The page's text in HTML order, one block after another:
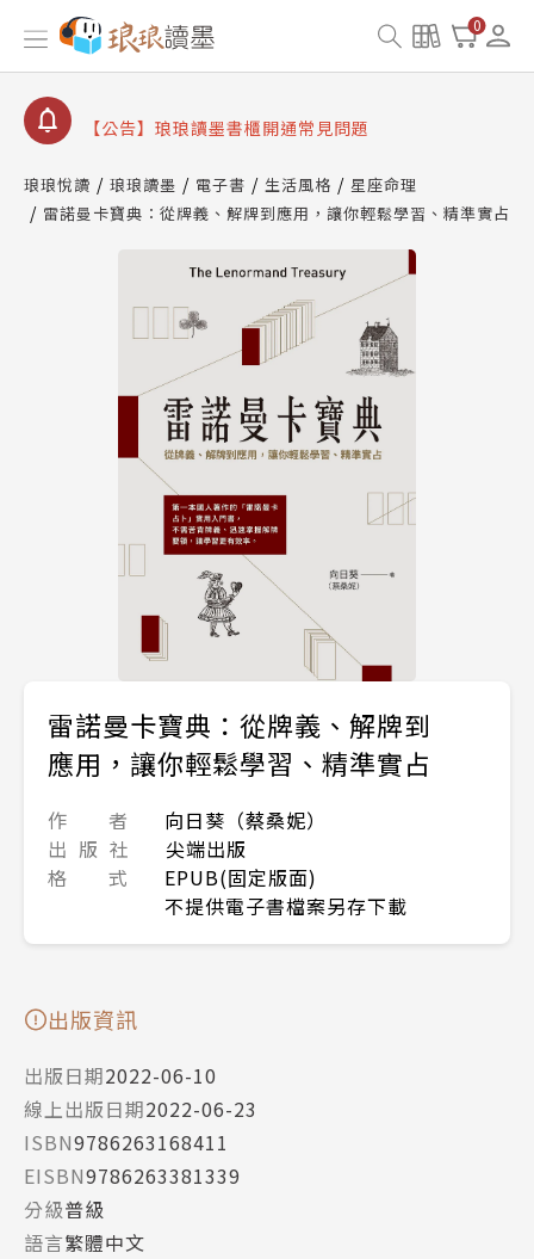
0
【公告】因 Readmoo 讀墨系統維護中，本站同步暫
停部分閱讀服務
【公告】琅琅讀墨數位閱讀資產合併與書櫃開通申請
【公告】琅琅讀墨書櫃開通常見問題
請圖文教學
【公告】琅琅書店服務升級重要說明及資產合併結果
查詢
【公告】因 Readmoo 讀墨系統維護中，本站同步暫
停部分閱讀服務
琅琅悅讀 琅琅讀墨 電子書 生活風格
星座命理
雷諾曼卡寶典：從牌義、解牌到應用，讓你輕鬆學習、精準實占
雷諾曼卡寶典：從牌義、解牌到
應用，讓你輕鬆學習、精準實占
作 者
向日葵（蔡桑妮）
出 版 社
尖端出版
格 式
EPUB(固定版面)
不提供電子書檔案另存下載
出版資訊
出版日期2022-06-10
線上出版日期2022-06-23
ISBN9786263168411
EISBN9786263381339
分級普級
語言繁體中文